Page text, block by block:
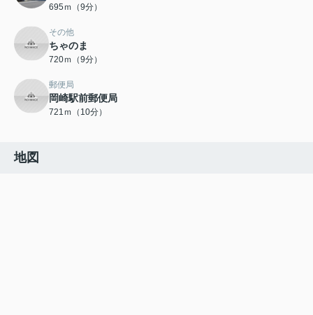
695ｍ（9分）
その他
ちゃのま
720ｍ（9分）
郵便局
岡崎駅前郵便局
721ｍ（10分）
地図